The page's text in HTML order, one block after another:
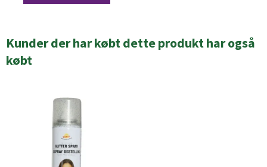
Kunder der har købt dette produkt har også
købt